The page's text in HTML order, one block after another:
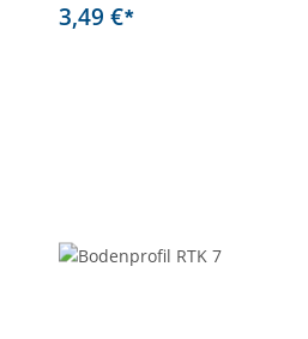
3,49 €*